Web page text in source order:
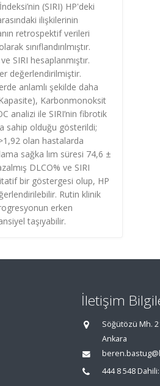
(SIRI) HP'deki
ilişkilerinin
retrospektif verileri
sınıflandırılmıştır.
SIRI hesaplanmıştır.
değerlendirilmiştir.
anlamlı şekilde daha
Karbonmonoksit
analizi ile SIRI’nin fibrotik
sahip olduğu gösterildi;
olan hastalarda
sağka lım süresi 74,6 ±
DLCO% ve SIRI
bir göstergesi olup, HP
Rutin klinik
erken
taşıyabilir.
İletişim
Söğütözü Mh.
Ankara
444 8 548